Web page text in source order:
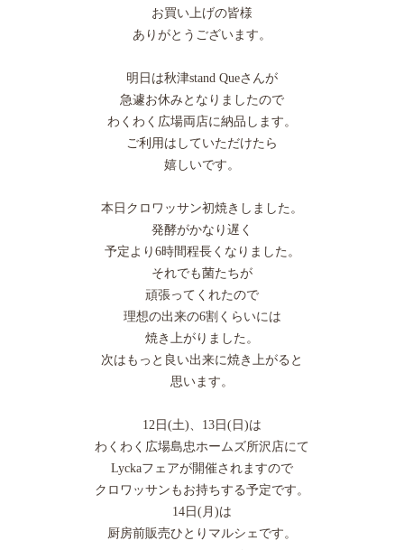
お買い上げの皆様
ありがとうございます。
明日は秋津stand Queさんが
急遽お休みとなりましたので
わくわく広場両店に納品します。
ご利用はしていただけたら
嬉しいです。
本日クロワッサン初焼きしました。
発酵がかなり遅く
予定より6時間程長くなりました。
それでも菌たちが
頑張ってくれたので
理想の出来の6割くらいには
焼き上がりました。
次はもっと良い出来に焼き上がると
思います。
12日(土)、13日(日)は
わくわく広場島忠ホームズ所沢店にて
Lyckaフェアが開催されますので
クロワッサンもお持ちする予定です。
14日(月)は
厨房前販売ひとりマルシェです。